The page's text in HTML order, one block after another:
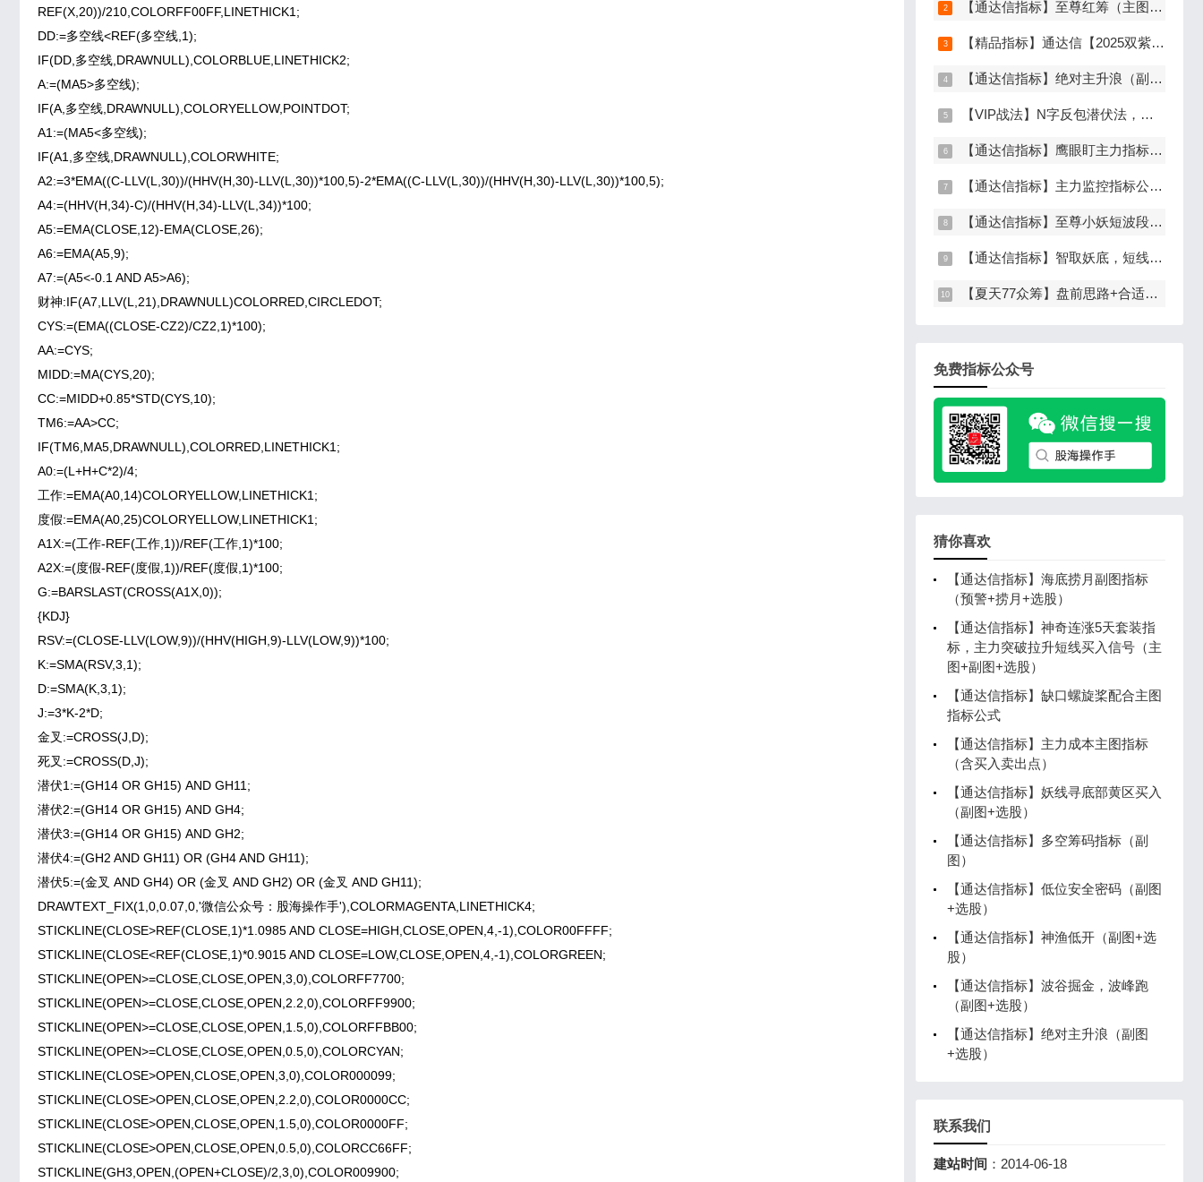
REF(X,20))/210,COLORFF00FF,LINETHICK1;
DD:=多空线<REF(多空线,1);
IF(DD,多空线,DRAWNULL),COLORBLUE,LINETHICK2;
A:=(MA5>多空线);
IF(A,多空线,DRAWNULL),COLORYELLOW,POINTDOT;
A1:=(MA5<多空线);
IF(A1,多空线,DRAWNULL),COLORWHITE;
A2:=3*EMA((C-LLV(L,30))/(HHV(H,30)-LLV(L,30))*100,5)-2*EMA((C-LLV(L,30))/(HHV(H,30)-LLV(L,30))*100,5);
A4:=(HHV(H,34)-C)/(HHV(H,34)-LLV(L,34))*100;
A5:=EMA(CLOSE,12)-EMA(CLOSE,26);
A6:=EMA(A5,9);
A7:=(A5<-0.1 AND A5>A6);
财神:IF(A7,LLV(L,21),DRAWNULL)COLORRED,CIRCLEDOT;
CYS:=(EMA((CLOSE-CZ2)/CZ2,1)*100);
AA:=CYS;
MIDD:=MA(CYS,20);
CC:=MIDD+0.85*STD(CYS,10);
TM6:=AA>CC;
IF(TM6,MA5,DRAWNULL),COLORRED,LINETHICK1;
A0:=(L+H+C*2)/4;
工作:=EMA(A0,14)COLORYELLOW,LINETHICK1;
度假:=EMA(A0,25)COLORYELLOW,LINETHICK1;
A1X:=(工作-REF(工作,1))/REF(工作,1)*100;
A2X:=(度假-REF(度假,1))/REF(度假,1)*100;
G:=BARSLAST(CROSS(A1X,0));
{KDJ}
RSV:=(CLOSE-LLV(LOW,9))/(HHV(HIGH,9)-LLV(LOW,9))*100;
K:=SMA(RSV,3,1);
D:=SMA(K,3,1);
J:=3*K-2*D;
金叉:=CROSS(J,D);
死叉:=CROSS(D,J);
潜伏1:=(GH14 OR GH15) AND GH11;
潜伏2:=(GH14 OR GH15) AND GH4;
潜伏3:=(GH14 OR GH15) AND GH2;
潜伏4:=(GH2 AND GH11) OR (GH4 AND GH11);
潜伏5:=(金叉 AND GH4) OR (金叉 AND GH2) OR (金叉 AND GH11);
DRAWTEXT_FIX(1,0,0.07,0,'微信公众号：股海操作手'),COLORMAGENTA,LINETHICK4;
STICKLINE(CLOSE>REF(CLOSE,1)*1.0985 AND CLOSE=HIGH,CLOSE,OPEN,4,-1),COLOR00FFFF;
STICKLINE(CLOSE<REF(CLOSE,1)*0.9015 AND CLOSE=LOW,CLOSE,OPEN,4,-1),COLORGREEN;
STICKLINE(OPEN>=CLOSE,CLOSE,OPEN,3,0),COLORFF7700;
STICKLINE(OPEN>=CLOSE,CLOSE,OPEN,2.2,0),COLORFF9900;
STICKLINE(OPEN>=CLOSE,CLOSE,OPEN,1.5,0),COLORFFBB00;
STICKLINE(OPEN>=CLOSE,CLOSE,OPEN,0.5,0),COLORCYAN;
STICKLINE(CLOSE>OPEN,CLOSE,OPEN,3,0),COLOR000099;
STICKLINE(CLOSE>OPEN,CLOSE,OPEN,2.2,0),COLOR0000CC;
STICKLINE(CLOSE>OPEN,CLOSE,OPEN,1.5,0),COLOR0000FF;
STICKLINE(CLOSE>OPEN,CLOSE,OPEN,0.5,0),COLORCC66FF;
STICKLINE(GH3,OPEN,(OPEN+CLOSE)/2,3,0),COLOR009900;
【通达信指标】至尊红筹（主图+副图+选股）原价9999元的全套指标
【精品指标】通达信【2025双紫擒龙】指标，新版主图、副图、选股，主力吸筹套装，手机电脑通达信通用
【通达信指标】绝对主升浪（副图+选股）
【VIP战法】N字反包潜伏法，主升龙头真经12级粉丝专属战法，节点潜伏
【通达信指标】鹰眼盯主力指标公式，发现主力异动资金（副图+选股）
【通达信指标】主力监控指标公式，监控主力资金和筹码异动（副图+选股）
【通达信指标】至尊小妖短波段起爆点（主图+副图+选股）
【通达信指标】智取妖底，短线精准抄底系统，主做未来上涨大波段
【夏天77众筹】盘前思路+合适位置介入点短线逻辑分享
免费指标公众号
猜你喜欢
【通达信指标】海底捞月副图指标
（预警+捞月+选股）
【通达信指标】神奇连涨5天套装指
标，主力突破拉升短线买入信号（主
图+副图+选股）
【通达信指标】缺口螺旋桨配合主图
指标公式
【通达信指标】主力成本主图指标
（含买入卖出点）
【通达信指标】妖线寻底部黄区买入
（副图+选股）
【通达信指标】多空筹码指标（副
图）
【通达信指标】低位安全密码（副图
+选股）
【通达信指标】神渔低开（副图+选
股）
【通达信指标】波谷掘金，波峰跑
（副图+选股）
【通达信指标】绝对主升浪（副图
+选股）
联系我们
建站时间 ：2014-06-18